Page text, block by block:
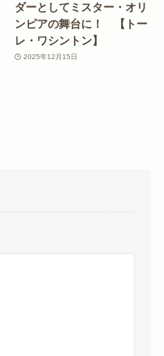
ダーとしてミスター・オリ
ンピアの舞台に！ 【トー
レ・ワシントン】
2025年12月15日